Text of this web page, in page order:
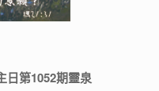
日第1052期靈泉